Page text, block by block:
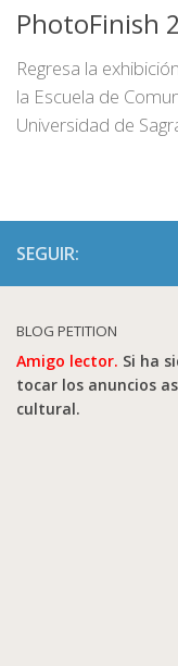
PhotoFinish
Regresa la
la Escuela de
Universidad de
SEGUIR:
BLOG PETITION
Amigo lector. Si ha
tocar los anuncios
cultural.